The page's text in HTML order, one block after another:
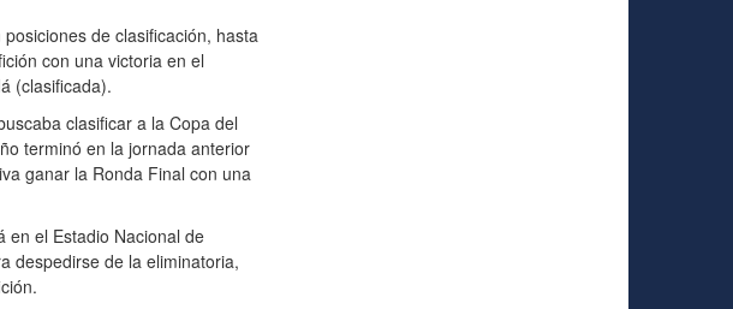
de clasificación, hasta
con una victoria en el
(clasificada).
clasificar a la Copa del
terminó en la jornada anterior
ganar la Ronda Final con una
en el Estadio Nacional de
despedirse de la eliminatoria,